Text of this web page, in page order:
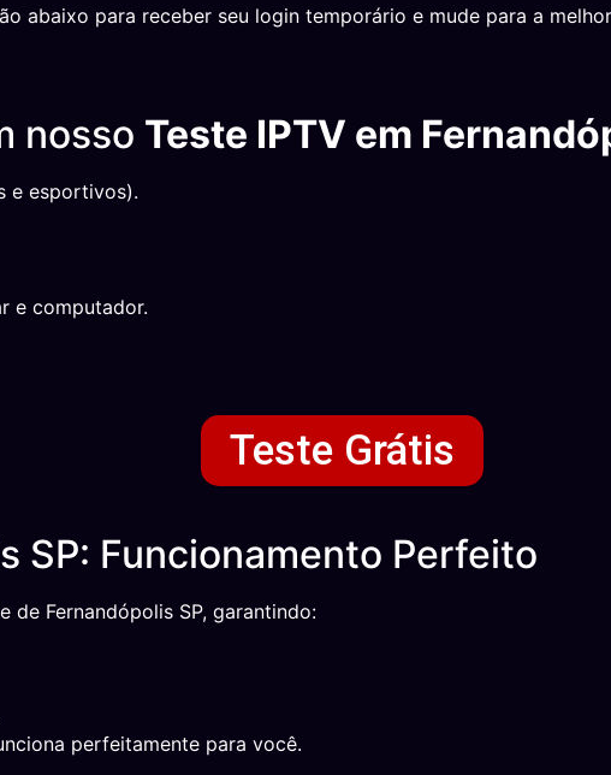
abaixo para receber seu login temporário e mude para a
nosso Teste IPTV em
e esportivos).
e computador.
Teste Grátis
SP: Funcionamento Perfeito
de Fernandópolis SP, garantindo:
perfeitamente para você.